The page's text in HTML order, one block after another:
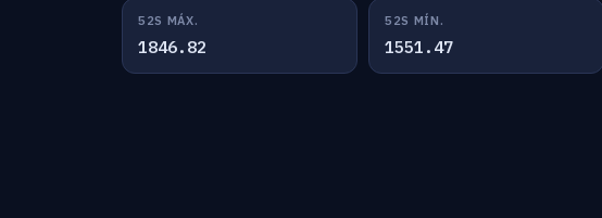
52S MÁX.
1846.82
52S MÍN.
1551.47